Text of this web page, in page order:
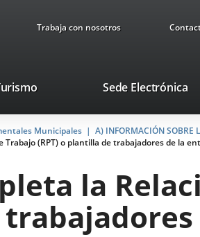
Trabaja con nosotros
This
will
open
in
pop-
up
window.
Sede Electrónica
Municipales A) INFORMACIÓN SOBRE
(RPT) o plantilla de trabajadores de la
la